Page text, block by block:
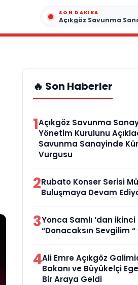
SON DAKIKA
🔥 Son Haberler
1Açıkgöz Savunma
Yönetim Kurulunu
Savunma Sanayinde
Vurgusu
2Rubato Konser Serisi
Buluşmaya Devam
3Yonca Samlı ‘dan İkinci
“Donacaksın Sevgilim “
4Ali Emre Açıkgöz
Bakanı ve Büyükelçi
Bir Araya Geldi